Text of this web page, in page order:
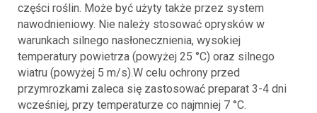
części roślin. Może być użyty także przez system
nawodnieniowy. Nie należy stosować oprysków w
warunkach silnego nasłonecznienia, wysokiej
temperatury powietrza (powyżej 25 °C) oraz silnego
wiatru (powyżej 5 m/s).W celu ochrony przed
przymrozkami zaleca się zastosować preparat 3-4 dni
wcześniej, przy temperaturze co najmniej 7 °C.